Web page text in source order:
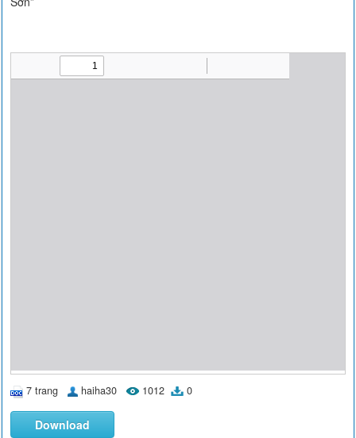
7 trang haiha30 1012 0
Download